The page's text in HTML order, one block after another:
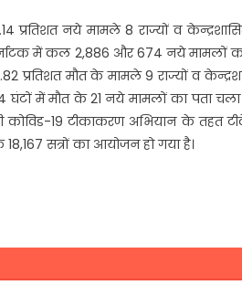
नये मामले 8 राज्यों व
में कल 2,886 और 674 नये मामलों
प्रतिशत मौत के मामले 9 राज्यों व
में मौत के 21 नये मामलों का पता चला
कोविड-19 टीकाकरण अभियान के तहत
सत्रों का आयोजन हो गया है।